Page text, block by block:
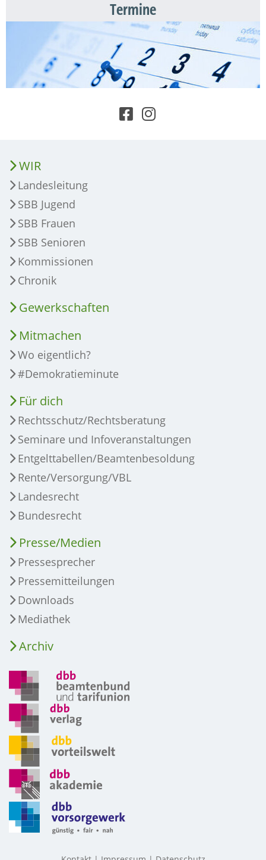
Termine
WIR
Landesleitung
SBB Jugend
SBB Frauen
SBB Senioren
Kommissionen
Chronik
Gewerkschaften
Mitmachen
Wo eigentlich?
#Demokratieminute
Für dich
Rechtsschutz/Rechtsberatung
Seminare und Infoveranstaltungen
Entgelttabellen/Beamtenbesoldung
Rente/Versorgung/VBL
Landesrecht
Bundesrecht
Presse/Medien
Pressesprecher
Pressemitteilungen
Downloads
Mediathek
Archiv